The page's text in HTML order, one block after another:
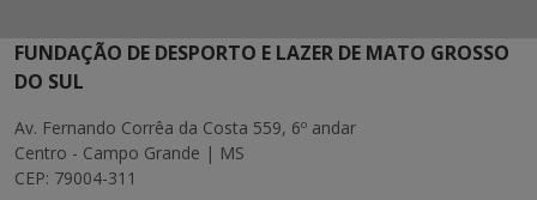
FUNDAÇÃO DE DESPORTO E LAZER DE MATO GROSSO
DO SUL
Av. Fernando Corrêa da Costa 559, 6º andar
Centro - Campo Grande | MS
CEP: 79004-311